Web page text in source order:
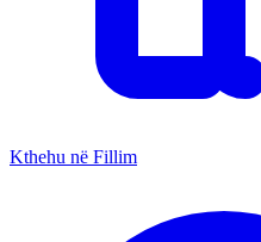
Kthehu në Fillim